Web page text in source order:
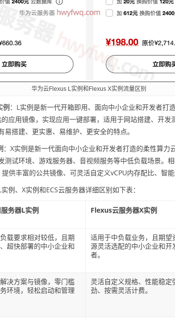
华为云Flexus L实例和Flexus X实例流量区别
例：L实例是新一代开箱即用、面向中小企业和开发者打
应用镜像，实现应用一键部署，适用于网站搭建、开
易搭建、更实惠、易维护、更安全的特点。
：X实例是新一代面向中小企业和开发者打造的柔性算
测试环境、游戏服务器、音视频服务等中低负载场景。
供丰富的公共镜像、可灵活自定义vCPU内存配比、智
例、X实例和ECS云服务器详细区别如下表：
务器L实例 Flexus云服务器X实例
载要求相对较低，且期
超快部署的中小企业和
适用于中负载业务，且期望
源灵活选配的中小企业和开
者。
决方案与镜像，零门槛
环境，轻松启动和管理
灵活自定义规格、性能稳定
劲、按需灵活计费。